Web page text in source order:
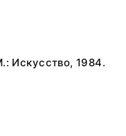
Искусство, 1984.